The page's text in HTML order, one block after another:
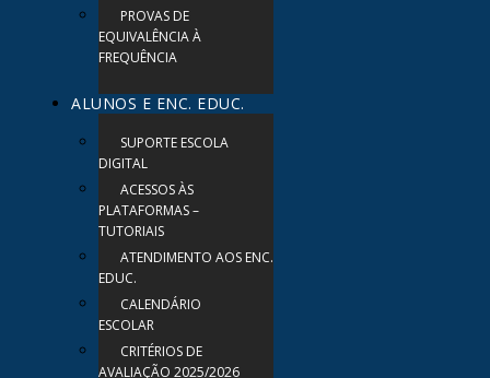
PROVAS DE
EQUIVALÊNCIA À
FREQUÊNCIA
ALUNOS E ENC. EDUC.
SUPORTE ESCOLA
DIGITAL
ACESSOS ÀS
PLATAFORMAS –
TUTORIAIS
ATENDIMENTO AOS ENC.
EDUC.
CALENDÁRIO
ESCOLAR
CRITÉRIOS DE
AVALIAÇÃO 2025/2026